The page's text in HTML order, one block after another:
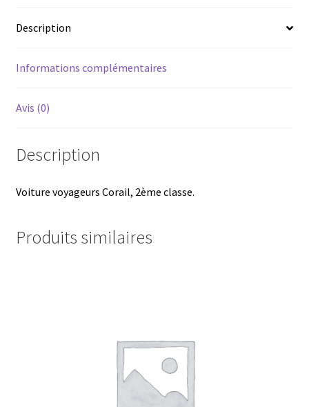
Description
Informations complémentaires
Avis (0)
Description
Voiture voyageurs Corail, 2ème classe.
Produits similaires